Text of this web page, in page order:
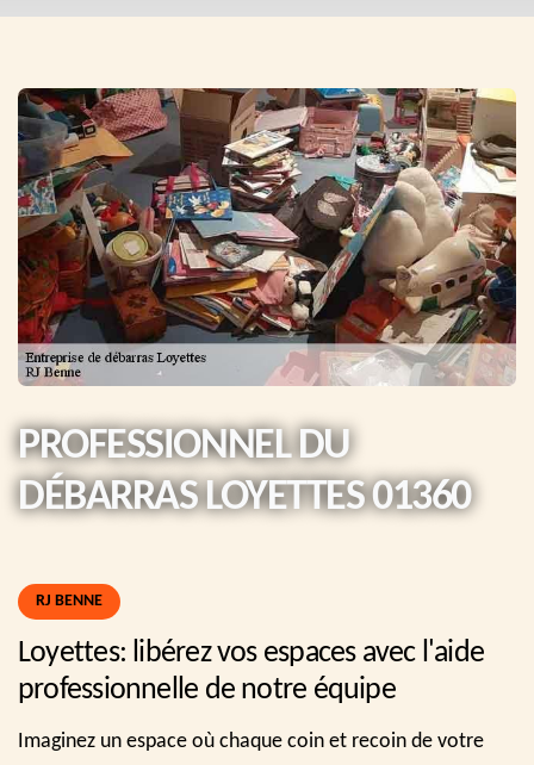
PROFESSIONNEL DU
DÉBARRAS LOYETTES 01360
RJ BENNE
Loyettes: libérez vos espaces avec l'aide
professionnelle de notre équipe
Imaginez un espace où chaque coin et recoin de votre